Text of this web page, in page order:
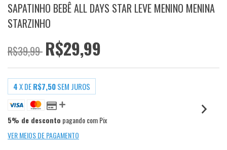
SAPATINHO BEBÊ ALL DAYS STAR LEVE MENINO MENINA
STARZINHO
R$39,99 R$29,99
4X DER$7,50SEM JUROS
5% de desconto pagando com Pix
VER MEIOS DE PAGAMENTO